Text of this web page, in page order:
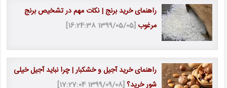
راهنمای خرید برنج | نکات مهم در تشخیص برنج
مرغوب [1399/05/05 16:24:38]
راهنمای خرید آجیل و خشکبار | چرا نباید آجیل خیلی
شور خرید؟[1399/09/08 17:27:04]